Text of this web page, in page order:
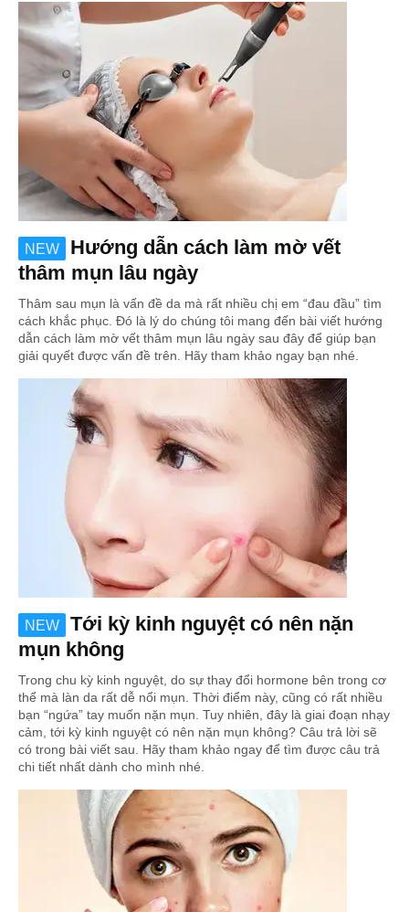
NEW
Hướng dẫn cách làm mờ vết
thâm mụn lâu ngày
Thâm sau mụn là vấn đề da mà rất nhiều chị em “đau đầu” tìm
cách khắc phục. Đó là lý do chúng tôi mang đến bài viết hướng
dẫn cách làm mờ vết thâm mụn lâu ngày sau đây để giúp bạn
giải quyết được vấn đề trên. Hãy tham khảo ngay bạn nhé.
NEW
Tới kỳ kinh nguyệt có nên nặn
mụn không
Trong chu kỳ kinh nguyệt, do sự thay đổi hormone bên trong cơ
thể mà làn da rất dễ nổi mụn. Thời điểm này, cũng có rất nhiều
bạn “ngứa” tay muốn nặn mụn. Tuy nhiên, đây là giai đoạn nhạy
cảm, tới kỳ kinh nguyệt có nên nặn mụn không? Câu trả lời sẽ
có trong bài viết sau. Hãy tham khảo ngay để tìm được câu trả
chi tiết nhất dành cho mình nhé.